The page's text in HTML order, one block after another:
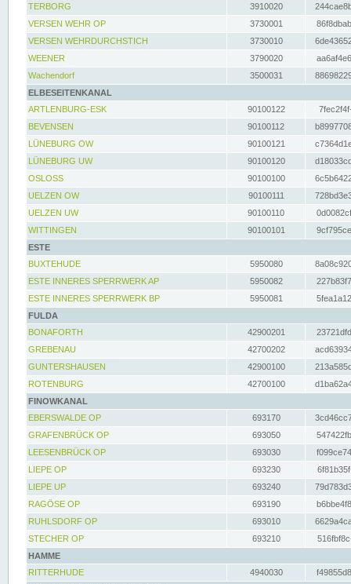
TERBORG
3910020
VERSEN WEHR OP
3730001
VERSEN WEHRDURCHSTICH
3730010
WEENER
3790020
Wachendorf
3500031
ELBESEITENKANAL
ARTLENBURG-ESK
90100122
BEVENSEN
90100112
LÜNEBURG OW
90100121
LÜNEBURG UW
90100120
OSLOSS
90100100
UELZEN OW
90100111
UELZEN UW
90100110
WITTINGEN
90100101
ESTE
BUXTEHUDE
5950080
ESTE INNERES SPERRWERK AP
5950082
ESTE INNERES SPERRWERK BP
5950081
FULDA
BONAFORTH
42900201
GREBENAU
42700202
GUNTERSHAUSEN
42900100
ROTENBURG
42700100
FINOWKANAL
EBERSWALDE OP
693170
GRAFENBRÜCK OP
693050
LEESENBRÜCK OP
693030
LIEPE OP
693230
LIEPE UP
693240
RAGÖSE OP
693190
RUHLSDORF OP
693010
STECHER OP
693210
HAMME
RITTERHUDE
4940030